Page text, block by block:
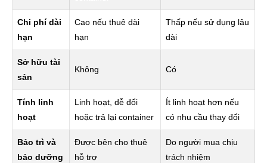
Chi phí dài
hạn
Cao nếu thuê dài
hạn
Thấp nếu sử dụng lâu
dài
Sở hữu tài
sản
Không Có
Tính linh
hoạt
Linh hoạt, dễ đổi
hoặc trả lại container
Ít linh hoạt hơn nếu
có nhu cầu thay đổi
Bảo trì và
bảo dưỡng
Được bên cho thuê
hỗ trợ
Do người mua chịu
trách nhiệm